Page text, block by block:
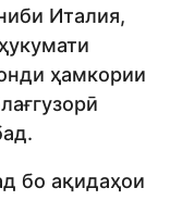
Италия,
ҳамкории
бо ақидаҳои